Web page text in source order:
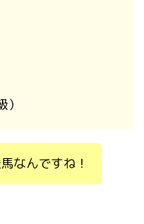
）
なんですね！